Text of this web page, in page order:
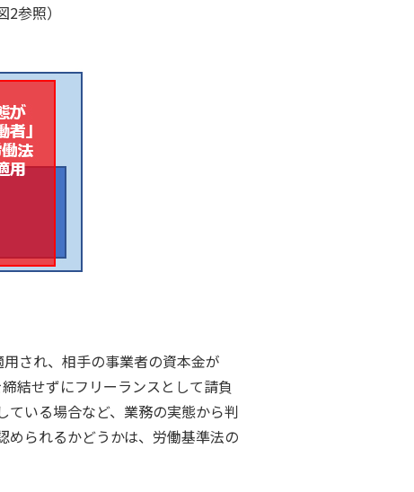
参照）
され、相手の事業者の資本金が
結せずにフリーランスとして請負
ている場合など、業務の実態から判
められるかどうかは、労働基準法の